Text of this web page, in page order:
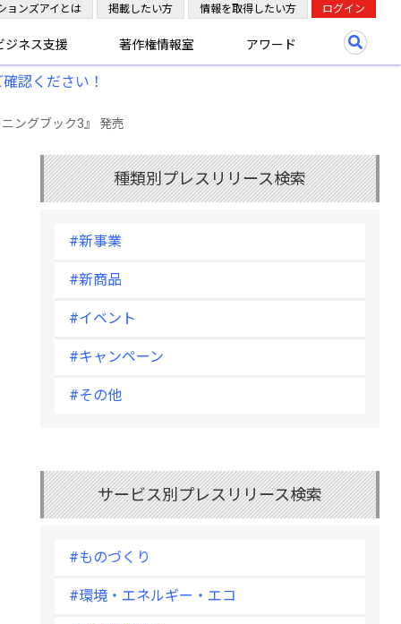
ジネス支援 著作権情報室 アワード
ョンズアイとは 掲載したい方 情報を取得したい方 ログイン
認ください！
ングブック3』 発売
種類別プレスリリース検索
#新事業
#新商品
#イベント
#キャンペーン
#その他
サービス別プレスリリース検索
#ものづくり
#環境・エネルギー・エコ